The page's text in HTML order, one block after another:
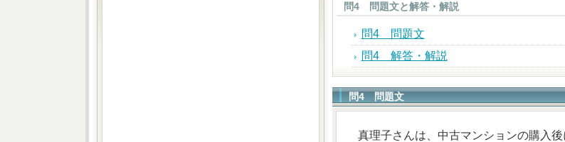
問4 問題文と解答・解説
問4 問題文
問4 解答・解説
問4 問題文
真理子さんは、中古マンションの購入